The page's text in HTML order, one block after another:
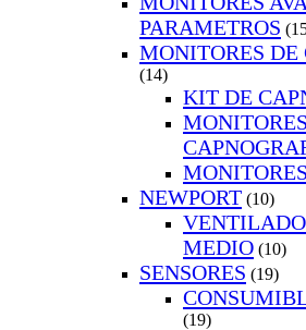
PARAMETROS
MONITORES
(14)
KIT DE
NEWPORT (10)
MEDIO (10)
SENSORES (19)
(19)